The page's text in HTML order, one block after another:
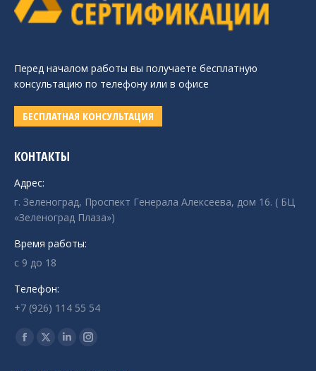
Перед началом работы вы получаете бесплатную
консультацию по телефону или в офисе
БЕСПЛАТНАЯ КОНСУЛЬТАЦИЯ
КОНТАКТЫ
Адрес:
г. Зеленоград, Проспект Генерала Алексеева, дом 16. ( БЦ
«Зеленоград Плаза»)
Время работы:
с 9 до 18
Телефон:
+7 (926) 114 55 54
Ищите нас:
Страница
Страница
СтраницаСтраница